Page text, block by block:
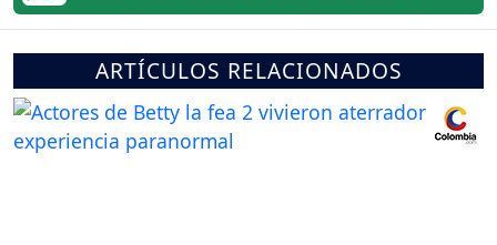
ARTÍCULOS RELACIONADOS